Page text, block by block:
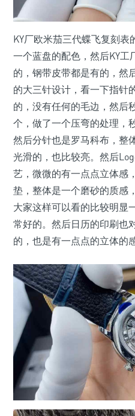
KY厂欧米茄三代蝶飞复刻
一个蓝盘的配色，然后KY工
的，钢带皮带都是有的，然
的大三针设计，看一下指针
的，没有任何的毛边，然后
个，做了一个压弯的处理，
然后分针也是罗马科布，整
光滑的，也比较亮。然后
艺，微微的有一点点立体感
垫，整体是一个磨砂的质感
大家这样可以看的比较明显
常好的。然后日历的印刷也
的，也是有一点点的立体的